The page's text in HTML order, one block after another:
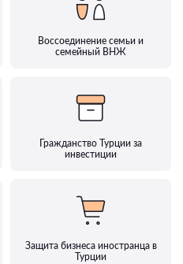
Воссоединение семьи и
семейный ВНЖ
Гражданство Турции за
инвестиции
Защита бизнеса иностранца в
Турции